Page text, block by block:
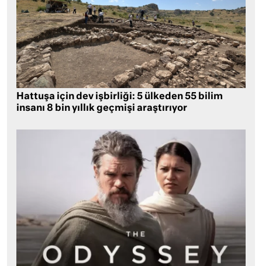
Hattuşa için dev işbirliği: 5 ülkeden 55 bilim
insanı 8 bin yıllık geçmişi araştırıyor